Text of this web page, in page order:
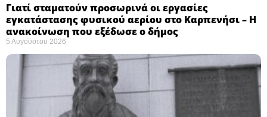
Γιατί σταματούν προσωρινά οι εργασίες
εγκατάστασης φυσικού αερίου στο Καρπενήσι – Η
ανακοίνωση που εξέδωσε ο δήμος
5 Αυγούστου 2026